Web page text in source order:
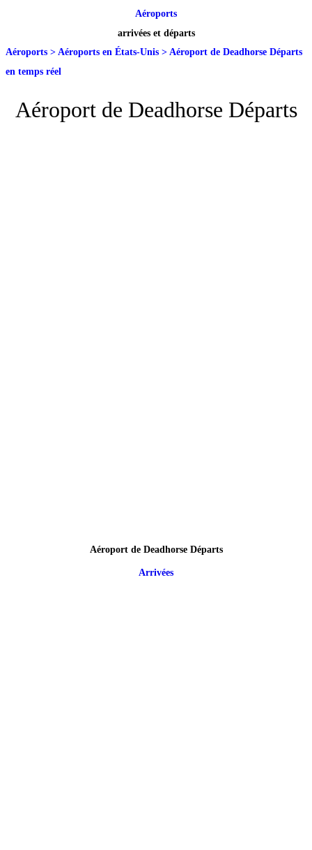
Aéroports
arrivées et départs
Aéroports > Aéroports en États-Unis > Aéroport de Deadhorse Départs
en temps réel
Aéroport de Deadhorse Départs
Aéroport de Deadhorse Départs
Arrivées